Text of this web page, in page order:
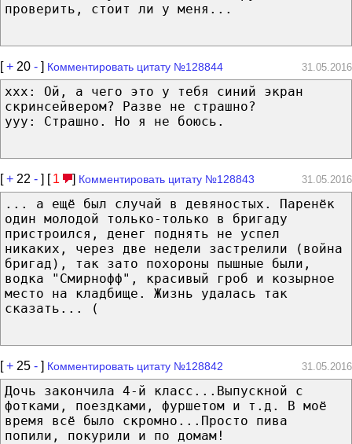
проверить, стоит ли у меня...
[+ 20 - ] Комментировать цитату №128844 31.05.2016
xxx: Ой, а чего это у тебя синий экран
скринсейвером? Разве не страшно?
yyy: Страшно. Но я не боюсь.
[+ 22 - ] [ 1 ] Комментировать цитату №128843 31.05.2016
... а ещё был случай в девяностых. Паренёк
один молодой только-только в бригаду
пристроился, денег поднять не успел
никаких, через две недели застрелили (война
бригад), так зато похороны пышные были,
водка "Смирнофф", красивый гроб и козырное
место на кладбище. Жизнь удалась так
сказать... (
[+ 25 - ] Комментировать цитату №128842 31.05.2016
Дочь закончила 4-й класс...Выпускной с
фотками, поездками, фуршетом и т.д. В моё
время всё было скромно...Просто пива
попили, покурили и по домам!